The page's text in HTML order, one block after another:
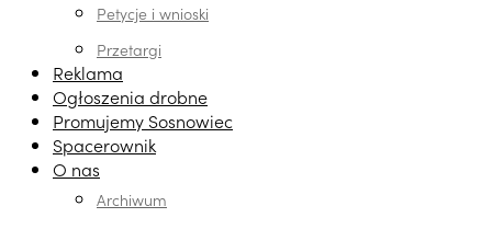
Petycje i wnioski
Przetargi
Reklama
Ogłoszenia drobne
Promujemy Sosnowiec
Spacerownik
O nas
Archiwum